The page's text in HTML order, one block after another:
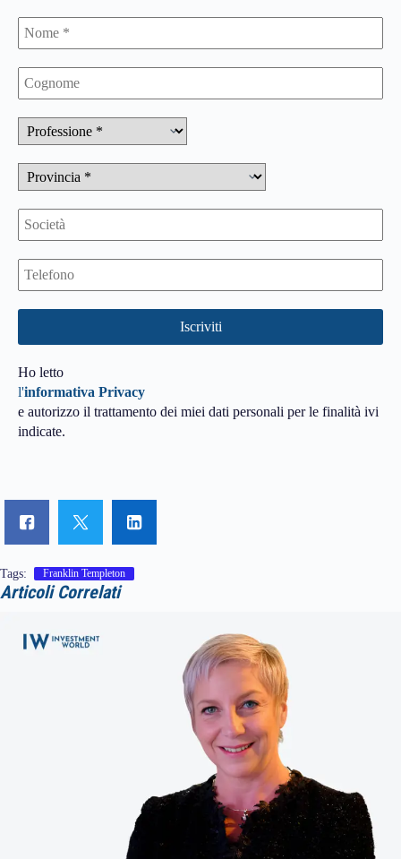
Ho letto
l'informativa Privacy
e autorizzo il trattamento dei miei dati personali per le finalità ivi
indicate.
Tags: Franklin Templeton
Articoli Correlati